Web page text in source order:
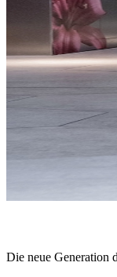
Die neue Generation